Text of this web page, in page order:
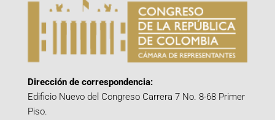
Dirección de correspondencia:
Edificio Nuevo del Congreso Carrera 7 No. 8-68 Primer
Piso.